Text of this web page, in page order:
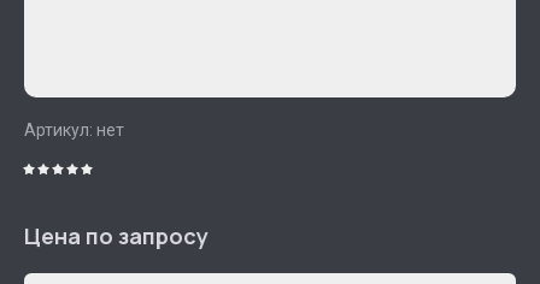
Артикул: нет
Цена по запросу